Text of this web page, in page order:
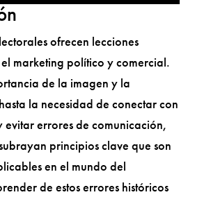
ofrecen lecciones
marketing político y comercial.
de la imagen y la
la necesidad de conectar con
evitar errores de comunicación,
principios clave que son
en el mundo del
de estos errores históricos